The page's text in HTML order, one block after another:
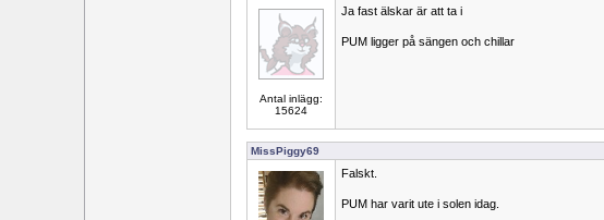
Antal inlägg:
15624
Ja fast älskar är att ta i
PUM ligger på sängen och chillar
MissPiggy69
Falskt.
PUM har varit ute i solen idag.